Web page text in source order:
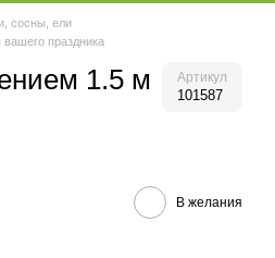
сосны, ели
праздника
1.5 м
Артикул
101587
В желания